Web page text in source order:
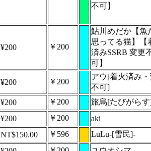
不可】
¥200 ￥200
鮎川めだか【魚
思ってる猫】【
済みSSRB 変更
可】
¥200 ￥200
アウ[着火済み
不可]
¥200 ￥200
旅烏[たびがら
¥200 ￥200
aki
NT$150.00 ￥596
LuLu-[雪民]-